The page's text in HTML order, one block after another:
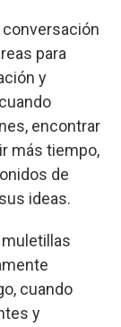
conversación
para
y
encontrar
más tiempo,
de
ideas.
cuando
y